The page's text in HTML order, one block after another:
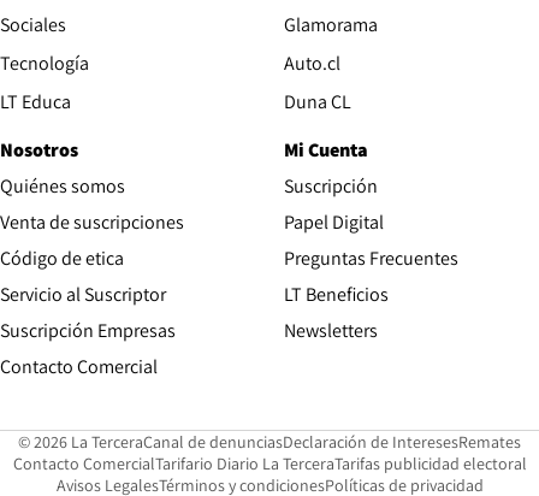
Sociales
Tecnología
LT Educa
Glamorama
Auto.cl
Duna CL
Nosotros
Quiénes somos
Venta de suscripciones
Código de etica Opens in new window
Servicio al Suscriptor
Suscripción Empresas
Contacto Comercial
Mi Cuenta
Suscripción
Papel Digital
Preguntas Frecuentes
LT Beneficios
Newsletters
© 2026 La TerceraCanal de denunciasOpens in new window
Declaración de InteresesOpens in
Remates
Contacto ComercialOpens in new window
Tarifario Diario La TerceraOpens in new window
Tarifas publicidad electoral
Avisos LegalesOpens in new window
Términos y condicionesPolíticas de privacidad